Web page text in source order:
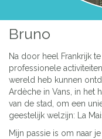
Bruno
Na door heel Frankrijk
professionele
wereld heb kunnen
Ardèche in Vans, in het
van de stad, om een
geestelijk welzijn: La
Mijn passie is om naar